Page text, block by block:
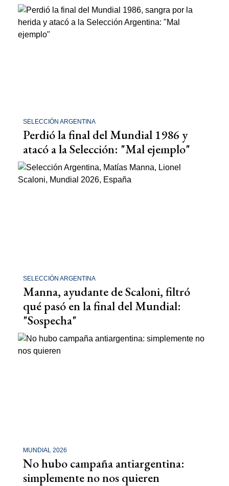
SELECCIÓN ARGENTINA
Perdió la final del Mundial 1986 y
atacó a la Selección: "Mal ejemplo"
SELECCIÓN ARGENTINA
Manna, ayudante de Scaloni, filtró
qué pasó en la final del Mundial:
"Sospecha"
MUNDIAL 2026
No hubo campaña antiargentina:
simplemente no nos quieren